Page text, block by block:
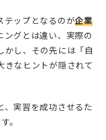
テップとなるのが企業
ングとは違い、実際の
かし、その先には「自
きなヒントが隠されて
、実習を成功させるた
。